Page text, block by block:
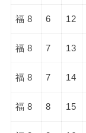
福 8 6 12
福 8 7 13
福 8 7 14
福 8 8 15